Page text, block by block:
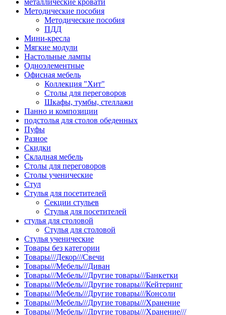
металлические кровати
Методические пособия
Методические пособия
ПДД
Мини-кресла
Мягкие модули
Настольные лампы
Одноэлементные
Офисная мебель
Коллекция "Хит"
Столы для переговоров
Шкафы, тумбы, стеллажи
Панно и композиции
подстолья для столов обеденных
Пуфы
Разное
Скидки
Складная мебель
Столы для переговоров
Столы ученические
Стул
Стулья для посетителей
Секции стульев
Стулья для посетителей
стулья для столовой
Стулья для столовой
Стулья ученические
Товары без категории
Товары///Декор///Свечи
Товары///Мебель///Диван
Товары///Мебель///Другие товары///Банкетки
Товары///Мебель///Другие товары///Кейтеринг
Товары///Мебель///Другие товары///Консоли
Товары///Мебель///Другие товары///Хранение
Товары///Мебель///Другие товары///Хранение///